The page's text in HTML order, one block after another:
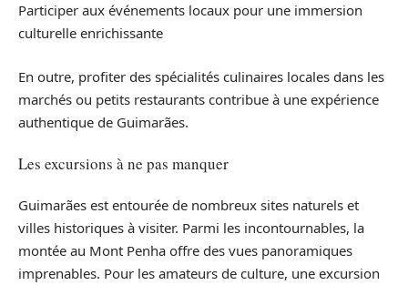
Participer aux événements locaux pour une immersion
culturelle enrichissante
En outre, profiter des spécialités culinaires locales dans les
marchés ou petits restaurants contribue à une expérience
authentique de Guimarães.
Les excursions à ne pas manquer
Guimarães est entourée de nombreux sites naturels et
villes historiques à visiter. Parmi les incontournables, la
montée au Mont Penha offre des vues panoramiques
imprenables. Pour les amateurs de culture, une excursion